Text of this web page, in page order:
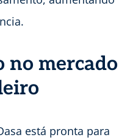
no mercado
está pronta para